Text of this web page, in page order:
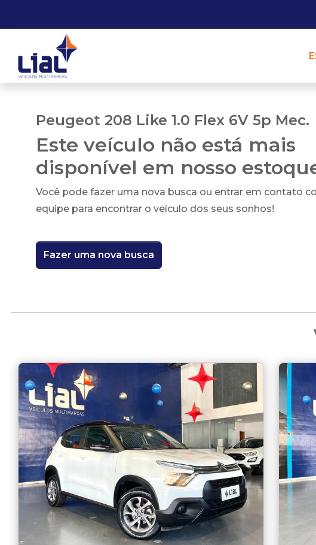
Peugeot 208 Like 1.0 Flex 6V 5p Mec.
Este veículo não está mais
disponível em nosso
Você pode fazer uma nova busca ou entrar em contato
equipe para encontrar o veículo dos seus sonhos!
Fazer uma nova busca